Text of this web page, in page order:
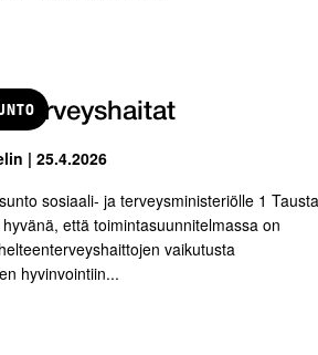
terveyshaitat
| 25.4.2026
sosiaali- ja terveysministeriölle 1 Tausta
että toimintasuunnitelmassa on
vaikutusta
hyvinvointiin...